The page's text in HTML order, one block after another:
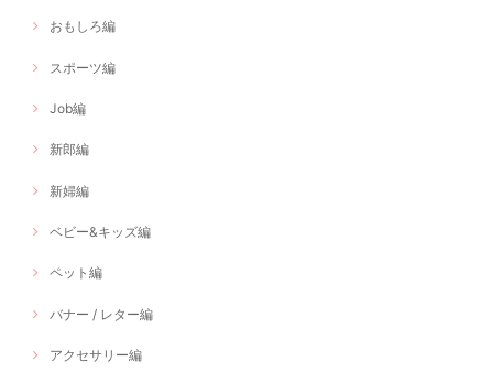
おもしろ編
スポーツ編
Job編
新郎編
新婦編
ベビー&キッズ編
ペット編
バナー / レター編
アクセサリー編